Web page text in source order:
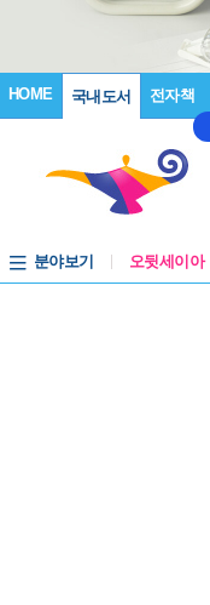
HOME 국내도서 전자책
분야보기 오뒷세이아